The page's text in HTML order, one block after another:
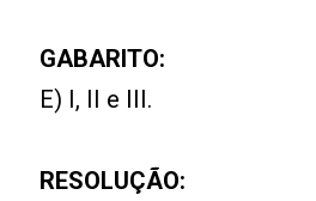
GABARITO:
E) I, II e III.
RESOLUÇÃO: